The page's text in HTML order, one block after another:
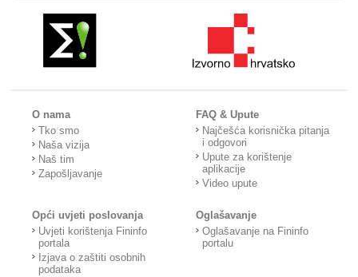
O nama
Tko smo
Naša vizija
Naš tim
Zapošljavanje
FAQ & Upute
Najčešća korisnička pitanja
i odgovori
Upute za korištenje
aplikacije
Video upute
Opći uvjeti poslovanja
Uvjeti korištenja Fininfo
portala
Izjava o zaštiti osobnih
podataka
Oglašavanje
Oglašavanje na Fininfo
portalu